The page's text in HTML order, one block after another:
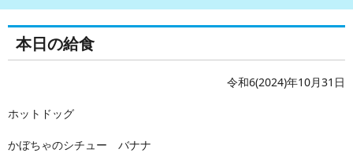
本日の給食
令和6(2024)年10月31日
ホットドッグ
かぼちゃのシチュー バナナ